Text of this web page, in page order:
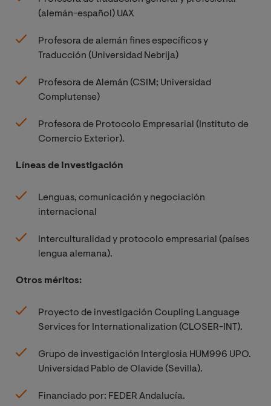
(alemán-español) UAX
Profesora de alemán fines específicos y
Traducción (Universidad Nebrija)
Profesora de Alemán (CSIM; Universidad
Complutense)
Profesora de Protocolo Empresarial (Instituto de
Comercio Exterior).
Líneas de Investigación
Lenguas, comunicación y negociación
internacional
Interculturalidad y protocolo empresarial (países
lengua alemana).
Otros méritos:
Proyecto de investigación Coupling Language
Services for Internationalization (CLOSER-INT).
Grupo de investigación Interglosia HUM996 UPO.
Universidad Pablo de Olavide (Sevilla).
Financiado por: FEDER Andalucía.